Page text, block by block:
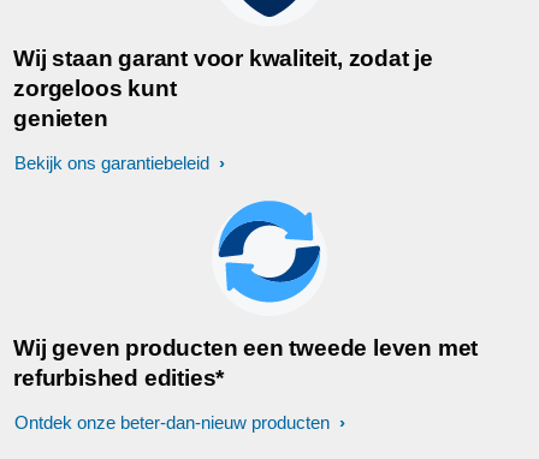
Wij staan garant voor kwaliteit, zodat je
zorgeloos kunt
genieten
Bekijk ons garantiebeleid
Wij geven producten een tweede leven met
refurbished edities*
Ontdek onze beter-dan-nieuw producten